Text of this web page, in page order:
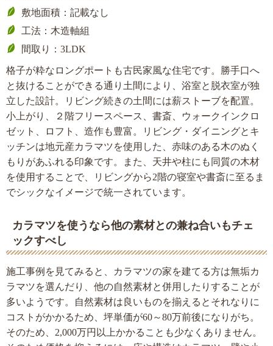
敷地面積：記載なし
工法：木造軸組
間取り：3LDK
格子が粋なロングポートも古民家風な住宅です。勝手口へ
と抜けることができる通り土間により、浴室と脱衣室が独
立した設計。リビング続きの土間には薪ストーブを配置。
小上がり、２階フリースペース、書斎、ウォークインクロ
ゼット、ロフト、造作も豊富。リビング・ダイニングとキ
ッチンは地元産カラマツを使用した、赤味のある木のぬく
もりがあふれる印象です。また、天井や柱にも同質の木材
を使用することで、リビングから2階の寝室や書斎に至るま
でシックなイメージで統一されています。
カラマツを使うなら他の素材との兼ね合いもチェ
ックすべし
施工事例を見てみると、カラマツの家を建てる方は無垢カ
ラマツを選んだり、他の自然素材と併用したりすることが
多いようです。自然素材は良いものを揃えるとそれなりに
コストがかかるため、坪単価が60～80万前後になりがち。
そのため、2,000万円以上かかることも少なくありません。